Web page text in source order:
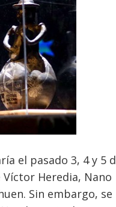
el pasado 3, 4 y 5
Heredia, Nano
Sin embargo, se